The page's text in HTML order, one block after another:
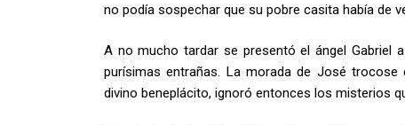
no podía sospechar que su pobre casita había de
A no mucho tardar se presentó el ángel Gabriel
purísimas entrañas. La morada de José
divino beneplácito, ignoró entonces los misterios